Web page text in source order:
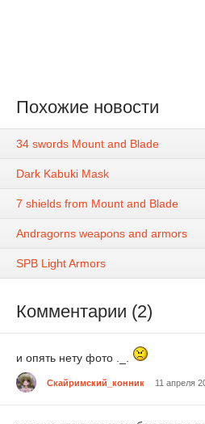
Похожие новости
34 swords Mount and Blade
Dark Kabuki Mask
7 shields from Mount and Blade
Andragorns weapons and armors
SPB Light Armors
Комментарии (2)
и опять нету фото ._.
Скайримский_конник 11 апреля